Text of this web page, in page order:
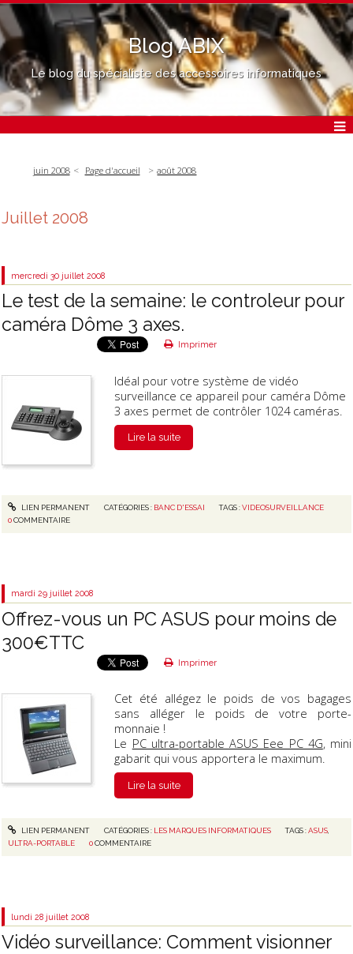
Blog ABIX
Le blog du spécialiste des accessoires informatiques
juin 2008 Page d'accueil août 2008
Juillet 2008
mercredi 30 juillet 2008
Le test de la semaine: le controleur pour
caméra Dôme 3 axes.
Imprimer
Idéal pour votre système de vidéo
surveillance ce appareil pour caméra Dôme
3 axes permet de contrôler 1024 caméras.
Lire la suite
LIEN PERMANENT CATÉGORIES : BANC D'ESSAI TAGS :VIDEOSURVEILLANCE
0COMMENTAIRE
mardi 29 juillet 2008
Offrez-vous un PC ASUS pour moins de
300€TTC
Imprimer
Cet été allégez le poids de vos bagages
sans alléger le poids de votre porte-
monnaie !
Le PC ultra-portable ASUS Eee PC 4G, mini
gabarit qui vous apportera le maximum.
Lire la suite
LIEN PERMANENT CATÉGORIES : LES MARQUES INFORMATIQUES TAGS :ASUS,
ULTRA-PORTABLE
0 COMMENTAIRE
lundi 28 juillet 2008
Vidéo surveillance: Comment visionner